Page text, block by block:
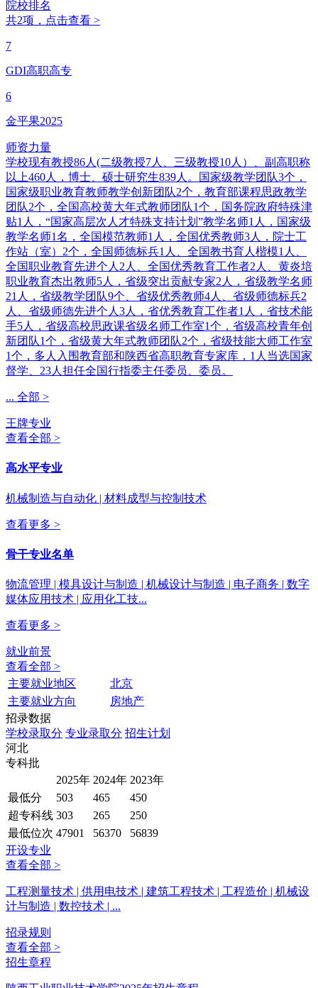
院校排名
共2项，点击查看 >
7
GDI高职高专
6
金平果2025
师资力量
学校现有教授86人(二级教授7人、三级教授10人）、副高职称
以上460人，博士、硕士研究生839人。国家级教学团队3个，
国家级职业教育教师教学创新团队2个，教育部课程思政教学
团队2个，全国高校黄大年式教师团队1个，国务院政府特殊津
贴1人，“国家高层次人才特殊支持计划”教学名师1人，国家级
教学名师1名，全国模范教师1人，全国优秀教师3人，院士工
作站（室）2个，全国师德标兵1人、全国教书育人楷模1人、
全国职业教育先进个人2人、全国优秀教育工作者2人、黄炎培
职业教育杰出教师5人，省级突出贡献专家2人，省级教学名师
21人，省级教学团队9个、省级优秀教师4人、省级师德标兵2
人、省级师德先进个人3人，省优秀教育工作者1人，省技术能
手5人，省级高校思政课省级名师工作室1个，省级高校青年创
新团队1个，省级黄大年式教师团队2个，省级技能大师工作室
1个，多人入围教育部和陕西省高职教育专家库，1人当选国家
督学、23人担任全国行指委主任委员、委员。
... 全部 >
王牌专业
查看全部 >
高水平专业
机械制造与自动化 | 材料成型与控制技术
查看更多 >
骨干专业名单
物流管理 | 模具设计与制造 | 机械设计与制造 | 电子商务 | 数字
媒体应用技术 | 应用化工技...
查看更多 >
就业前景
查看全部 >
主要就业地区
北京
主要就业方向
房地产
招录数据
学校录取分 专业录取分 招生计划
河北
专科批
2025年 2024年 2023年
最低分
503 465
450
超专科线 303 265
250
最低位次 47901 56370
56839
开设专业
查看全部 >
工程测量技术 | 供用电技术 | 建筑工程技术 | 工程造价 | 机械设
计与制造 | 数控技术 | ...
招录规则
查看全部 >
招生章程